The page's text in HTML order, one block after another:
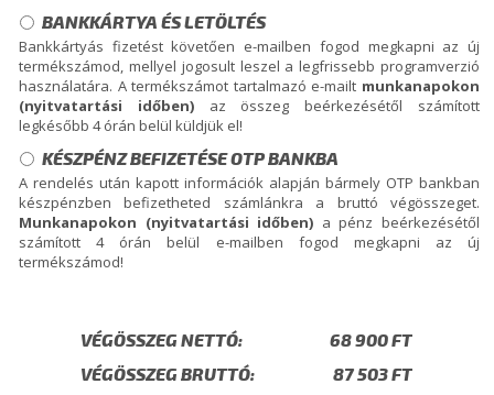
BANKKÁRTYA ÉS LETÖLTÉS
Bankkártyás fizetést követően e-mailben fogod megkapni az új
termékszámod, mellyel jogosult leszel a legfrissebb programverzió
használatára. A termékszámot tartalmazó e-mailt munkanapokon
(nyitvatartási időben)az összeg beérkezésétől számított
legkésőbb 4 órán belül küldjük el!
KÉSZPÉNZ BEFIZETÉSE OTP BANKBA
A rendelés után kapott információk alapján bármely OTP bankban
készpénzben befizetheted számlánkra a bruttó végösszeget.
Munkanapokon (nyitvatartási időben) a pénz beérkezésétől
számított 4 órán belül e-mailben fogod megkapni az új
termékszámod!
VÉGÖSSZEG NETTÓ:
VÉGÖSSZEG BRUTTÓ: